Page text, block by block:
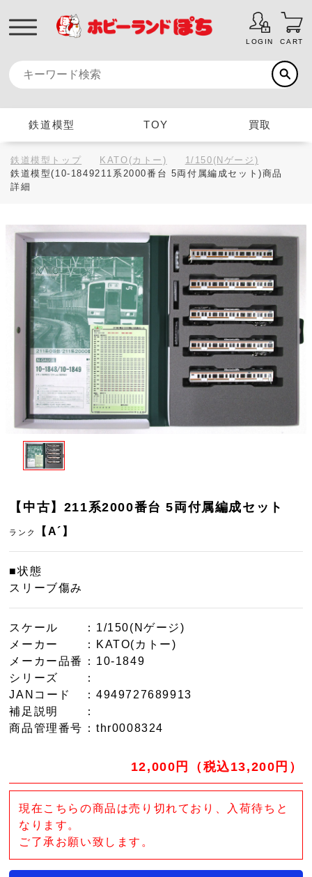
LOGIN CART
鉄道模型 TOY 買取
鉄道模型トップ KATO(カトー)
1/150(Nゲージ)
鉄道模型(10-1849211系2000番台 5両付属編成セット)商品
詳細
【中古】211系2000番台 5両付属編成セット
ランク 【A´】
■状態
スリーブ傷み
スケール
：1/150(Nゲージ)
メーカー
：KATO(カトー)
メーカー品番
：10-1849
シリーズ
：
JANコード
：4949727689913
補足説明
：
商品管理番号 ：thr0008324
12,000円（税込13,200円）
現在こちらの商品は売り切れており、入荷待ちと
なります。
ご了承お願い致します。